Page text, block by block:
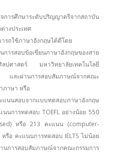
การศึกษาระดับปริญญาตรีจากสถาบัน
างประเทศ
รถใช้ภาษาอังกฤษได้ดีโดย
การสอบข้อเขียนภาษาอังกฤษของสาย
ศาสตร์ มหาวิทยาลัยเทคโนโลยี
และผ่านการสอบสัมภาษณ์จากคณะ
ภาษา หรือ
แนนสอบจากแบบทดสอบภาษาอังกฤษ
นการทดสอบ TOEFL อย่างน้อย 550
หรือ 213 คะแนน (computer-
หรือ คะแนนการทดสอบ IELTS ไม่น้อย
การสอบสัมภาษณ์จากคณะกรรมการ